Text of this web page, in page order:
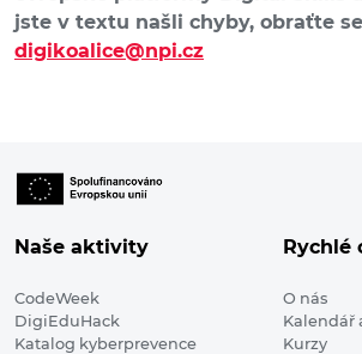
jste v textu našli chyby, obraťte
digikoalice@npi.cz
Naše aktivity
CodeWeek
DigiEduHack
Katalog kyberprevence
Rychlé
O nás
Kalendář
Kurzy